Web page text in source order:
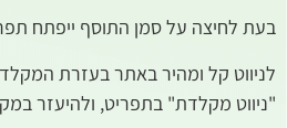
בעת לחיצה על סמן התוסף ייפתח
לניווט קל ומהיר באתר בעזרת
"ניווט מקלדת" בתפריט, ולהיעזר